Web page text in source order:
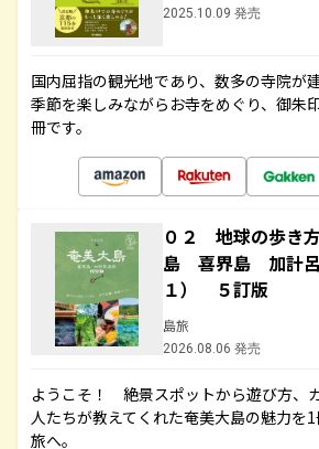
2025.10.09 発売
国内屈指の観光地であり、数多の寺院が
季節を楽しみながらお寺をめぐり、御朱
冊です。
０２ 地球の歩
島 喜界島 加計呂
１） ５訂版
島旅
2026.08.06 発売
ようこそ！ 絶景スポットから遊び方、
人たちが教えてくれた奄美大島の魅力を
旅へ。